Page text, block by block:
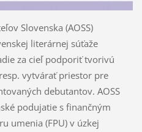
Slovenska (AOSS)
literárnej súťaže
za cieľ podporiť tvorivú
vytvárať priestor pre
debutantov. AOSS
podujatie s finančným
umenia (FPU) v úzkej